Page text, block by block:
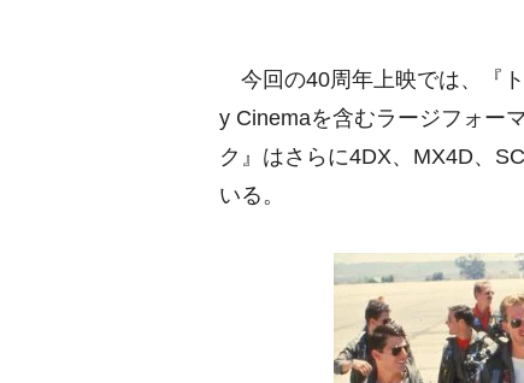
今回の40周年上映では、『
y Cinemaを含むラージフォー
ク』はさらに4DX、MX4D、
いる。